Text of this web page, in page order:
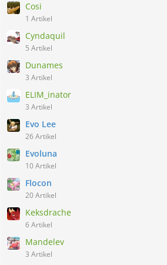
Cosi
1 Artikel
Cyndaquil
5 Artikel
Dunames
3 Artikel
ELIM_inator
3 Artikel
Evo Lee
26 Artikel
Evoluna
10 Artikel
Flocon
20 Artikel
Keksdrache
6 Artikel
Mandelev
3 Artikel